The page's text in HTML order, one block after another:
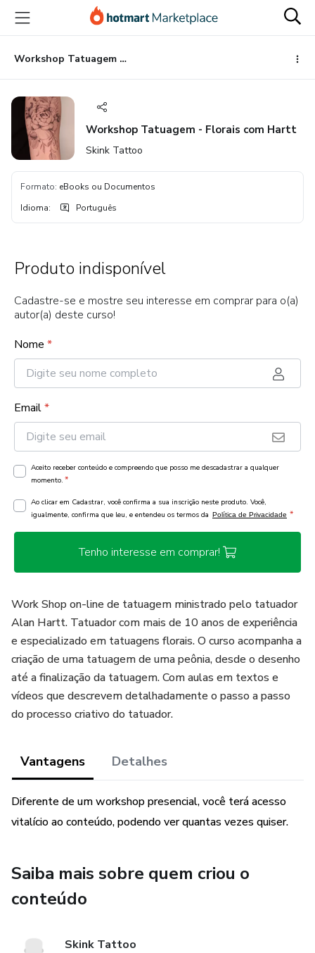
para
conteúdo
principal
para
pagamento
para
rodapé
Workshop Tatuagem - Florais com Hartt
Workshop Tatuagem - Florais com Hartt
Skink Tattoo
Formato: eBooks ou Documentos
Idioma: Português
Produto indisponível
Cadastre-se e mostre seu interesse em comprar para o(a)
autor(a) deste curso!
Nome *
Email*
Aceito receber conteúdo e compreendo que posso me descadastrar a qualquer
momento. *
Ao clicar em Cadastrar, você confirma a sua inscrição neste produto. Você,
igualmente, confirma que leu, e entendeu os termos da Política de Privacidade *
Tenho interesse em comprar!
Work Shop on-line de tatuagem ministrado pelo tatuador
Alan Hartt. Tatuador com mais de 10 anos de experiência
e especializado em tatuagens florais. O curso acompanha a
criação de uma tatuagem de uma peônia, desde o desenho
até a finalização da tatuagem. Com aulas em textos e
vídeos que descrevem detalhadamente o passo a passo
do processo criativo do tatuador.
Vantagens Detalhes
Diferente de um workshop presencial, você terá acesso
vitalício ao conteúdo, podendo ver quantas vezes quiser.
Saiba mais sobre quem criou o
conteúdo
Skink Tattoo